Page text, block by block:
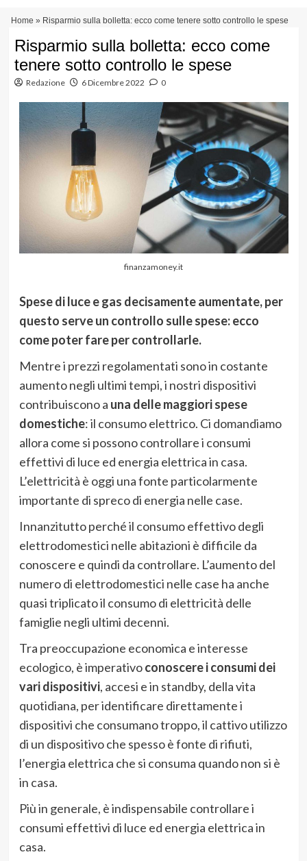
contenuto
Home » Risparmio sulla bolletta: ecco come tenere sotto controllo le spese
Risparmio sulla bolletta: ecco come
tenere sotto controllo le spese
Redazione 6 Dicembre 2022 0
finanzamoney.it
Spese di luce e gas decisamente aumentate, per
questo serve un controllo sulle spese: ecco
come poter fare per controllarle.
Mentre i prezzi regolamentati sono in costante
aumento negli ultimi tempi, i nostri dispositivi
contribuiscono a una delle maggiori spese
domestiche: il consumo elettrico. Ci domandiamo
allora come si possono controllare i consumi
effettivi di luce ed energia elettrica in casa.
L’elettricità è oggi una fonte particolarmente
importante di spreco di energia nelle case.
Innanzitutto perché il consumo effettivo degli
elettrodomestici nelle abitazioni è difficile da
conoscere e quindi da controllare. L’aumento del
numero di elettrodomestici nelle case ha anche
quasi triplicato il consumo di elettricità delle
famiglie negli ultimi decenni.
Tra preoccupazione economica e interesse
ecologico, è imperativoconoscere i consumi dei
vari dispositivi, accesi e in standby, della vita
quotidiana, per identificare direttamente i
dispositivi che consumano troppo, il cattivo utilizzo
di un dispositivo che spesso è fonte di rifiuti,
l’energia elettrica che si consuma quando non si è
in casa.
Più in generale, è indispensabile controllare i
consumi effettivi di luce ed energia elettrica in
casa.